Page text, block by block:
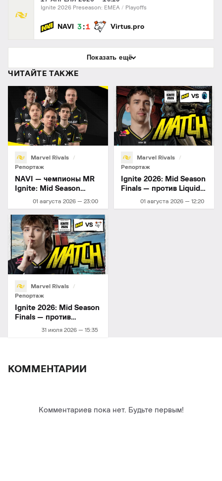
Ignite 2026 Preseason: EMEA Playoffs
NAVI 3 :1 Virtus.pro
Показать ещё
ЧИТАЙТЕ ТАКЖЕ
Marvel Rivals
Репортаж
01 августа 2026 — 23:00
NAVI — чемпионы MR
Ignite: Mid Season
Finals!
Marvel Rivals
Репортаж
01 августа 2026 — 12:20
Ignite 2026: Mid Season
Finals — против Liquid
Citadel
Marvel Rivals
Репортаж
31 июля 2026 — 15:35
Ignite 2026: Mid Season
Finals — против
Virtus.pro
КОММЕНТАРИИ
Комментариев пока нет. Будьте первым!